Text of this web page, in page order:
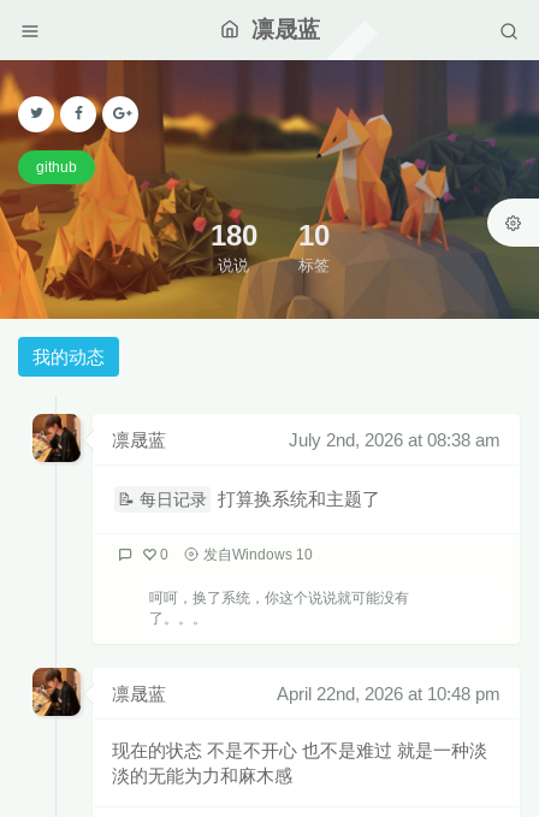
凛晟蓝
github
180
说说
10
标签
我的动态
凛晟蓝 July 2nd, 2026 at 08:38 am
📝 每日记录 打算换系统和主题了
0 发自Windows 10
呵呵，换了系统，你这个说说就可能没有
了。。。
凛晟蓝 April 22nd, 2026 at 10:48 pm
现在的状态 不是不开心 也不是难过 就是一种淡
淡的无能为力和麻木感